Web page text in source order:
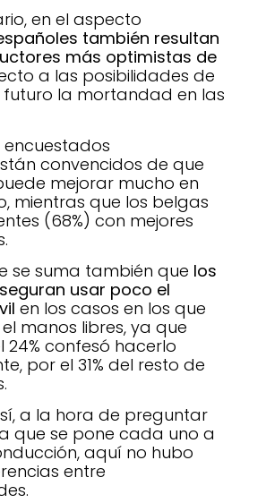
en el aspecto
también resultan
más optimistas de
a las posibilidades de
futuro la mortandad en las
encuestados
convencidos de que
mejorar mucho en
mientras que los belgas
(68%) con mejores
se suma también que los
usar poco el
en los casos en los que
manos libres, ya que
24% confesó hacerlo
por el 31% del resto de
a la hora de preguntar
que se pone cada uno a
aquí no hubo
entre